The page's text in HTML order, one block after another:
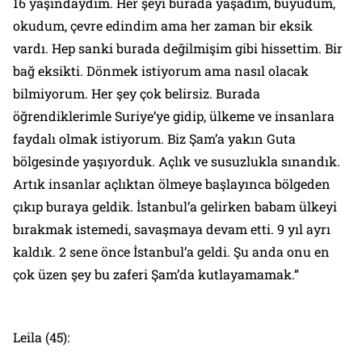
okudum, çevre edindim ama her zaman bir eksik
vardı. Hep sanki burada değilmişim gibi hissettim. Bir
bağ eksikti. Dönmek istiyorum ama nasıl olacak
bilmiyorum. Her şey çok belirsiz. Burada
öğrendiklerimle Suriye’ye gidip, ülkeme ve insanlara
faydalı olmak istiyorum. Biz Şam’a yakın Guta
bölgesinde yaşıyorduk. Açlık ve susuzlukla sınandık.
Artık insanlar açlıktan ölmeye başlayınca bölgeden
çıkıp buraya geldik. İstanbul’a gelirken babam ülkeyi
bırakmak istemedi, savaşmaya devam etti. 9 yıl ayrı
kaldık. 2 sene önce İstanbul’a geldi. Şu anda onu en
çok üzen şey bu zaferi Şam’da kutlayamamak.”
Leila (45):